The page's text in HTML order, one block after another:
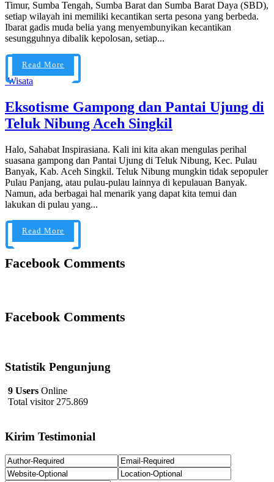
Timur, Sumba Tengah, Sumba Barat dan Sumba Barat Daya (SBD),
setiap wilayah ini memiliki kecantikan serta pesona yang berbeda.
Ibarat gadis muda belia yang menyembunyikan kecantikan
sesungguhnya dibalik kepolosan, setiap...
Read More
Wisata
Eksotisme Gampong dan Pantai Ujung di
Teluk Nibung Aceh Singkil
Halo, Sahabat Inspirasiana. Kali ini kita akan mengulas perihal
suasana gampong dan Pantai Ujung di Teluk Nibung, Kec. Pulau
Banyak, Kab. Aceh Singkil. Teluk Nibung mungkin tidak sepopuler
Pulau Panjang, atau pulau-pulau lainnya di kepulauan Banyak.
Namun, ada berbagai hal menarik yang dapat kita temui dan
lakukan di pulau yang...
Read More
Facebook Comments
Facebook Comments
Statistik Pengunjung
9 Users Online
Total visitor 275.869
Kirim Testimonial